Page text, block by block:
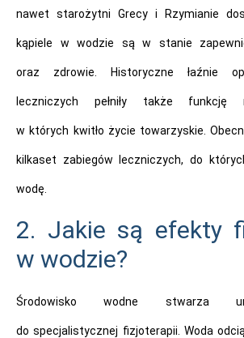
nawet starożytni Grecy i Rzymianie
kąpiele w wodzie są w stanie
oraz zdrowie. Historyczne łaźnie
leczniczych pełniły także funkcję
w których kwitło życie towarzyskie.
kilkaset zabiegów leczniczych, do
wodę.
2. Jakie są efekty
w wodzie?
Środowisko wodne stwarza
do specjalistycznej fizjoterapii. Woda